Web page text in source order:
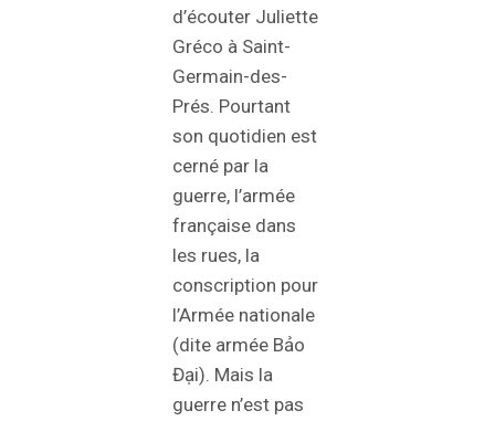
d’écouter Juliette
Gréco à Saint-
Germain-des-
Prés. Pourtant
son quotidien est
cerné par la
guerre, l’armée
française dans
les rues, la
conscription pour
l’Armée nationale
(dite armée Bảo
Đại). Mais la
guerre n’est pas